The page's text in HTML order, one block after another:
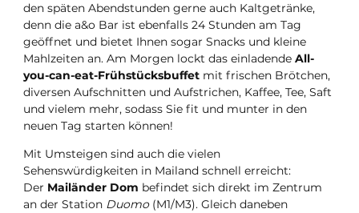
den späten Abendstunden gerne auch Kaltgetränke,
denn die a&o Bar ist ebenfalls 24 Stunden am Tag
geöffnet und bietet Ihnen sogar Snacks und kleine
Mahlzeiten an. Am Morgen lockt das einladende All-
you-can-eat-Frühstücksbuffet mit frischen Brötchen,
diversen Aufschnitten und Aufstrichen, Kaffee, Tee, Saft
und vielem mehr, sodass Sie fit und munter in den
neuen Tag starten können!
Mit Umsteigen sind auch die vielen
Sehenswürdigkeiten in Mailand schnell erreicht:
Der Mailänder Dom befindet sich direkt im Zentrum
an der Station Duomo(M1/M3). Gleich daneben